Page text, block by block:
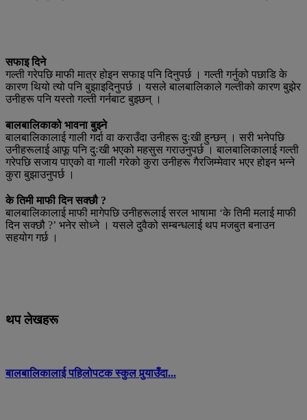
सफाइ दिने
गल्ती गरेपछि माफी मात्र होइन सफाइ पनि दिनुपर्छ । गल्ती गर्नुको पछाडि के
कारण थियो त्यो पनि बुझाइदिनुपर्छ । यसले बालबालिकाले गल्तीको कारण बुझेर
उनीहरू पनि यस्तो गल्ती गर्नबाट बुझ्छन् ।
बालबालिकाको भावना बुझ्ने
बालबालिकालाई गाली गर्दा वा कराउँदा उनीहरू दुःखी हुन्छन् । सरी भनेपछि
उनीहरूलाई आफू पनि दुःखी भएको महसुस गराउनुपर्छ । बालबालिकालाई गल्ती
गरेपछि सजाय पाएको वा गाली गरेको कुरा उनीहरू गैरजिम्मेवार भएर होइन भन्ने
कुरा बुझाउनुपर्छ ।
के तिमी माफी दिन सक्छौ ?
बालबालिकालाई माफी मागेपछि उनीहरूलाई सरल भाषामा ‘के तिमी मलाई माफी
दिन सक्छौ ?’ भनेर सोध्ने । यसले दुवैको सम्बन्धलाई थप मजबुत बनाउन
सहयोग गर्छ ।
थप लेखहरू
बालबालिकालाई पहिलोपटक स्कुल पुर्‍याउँदा...